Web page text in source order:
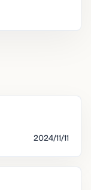
2024/11/11